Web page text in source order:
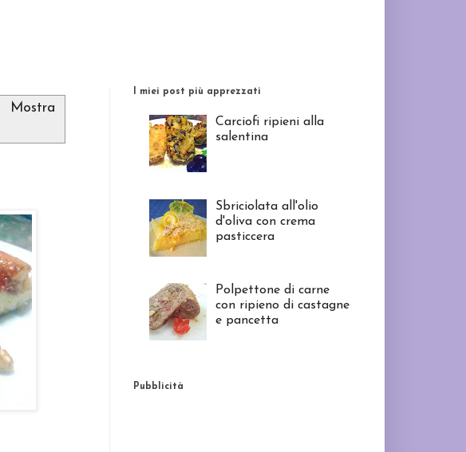
Mostra
I miei post più apprezzati
Carciofi ripieni alla
salentina
Sbriciolata all'olio
d'oliva con crema
pasticcera
Polpettone di carne
con ripieno di castagne
e pancetta
Pubblicità